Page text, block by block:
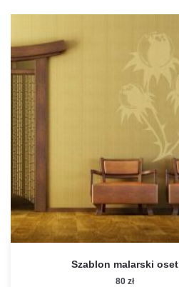
Szablon malarski oset
80 zł